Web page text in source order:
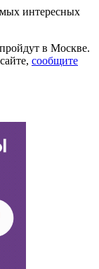
интересных
в Москве.
сообщите